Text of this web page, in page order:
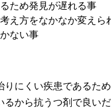
ため発見が遅れる事
え方をなかなか変えら
ない事
りにくい疾患であるた
るから抗うつ剤で良い